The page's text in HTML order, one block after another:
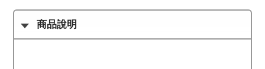
商品說明